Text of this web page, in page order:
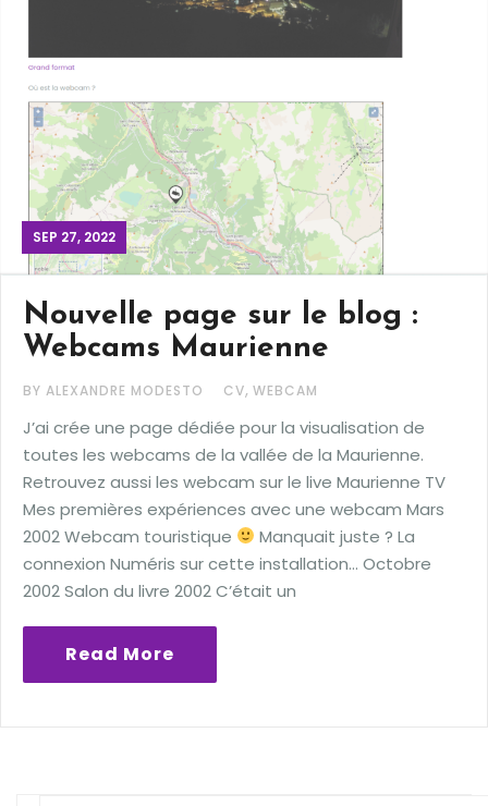
SEP 27, 2022
Nouvelle page sur le blog :
Webcams Maurienne
BY ALEXANDRE MODESTO CV, WEBCAM
J’ai crée une page dédiée pour la visualisation de
toutes les webcams de la vallée de la Maurienne.
Retrouvez aussi les webcam sur le live Maurienne TV
Mes premières expériences avec une webcam Mars
2002 Webcam touristique
Manquait juste ? La
connexion Numéris sur cette installation… Octobre
2002 Salon du livre 2002 C’était un
Read More